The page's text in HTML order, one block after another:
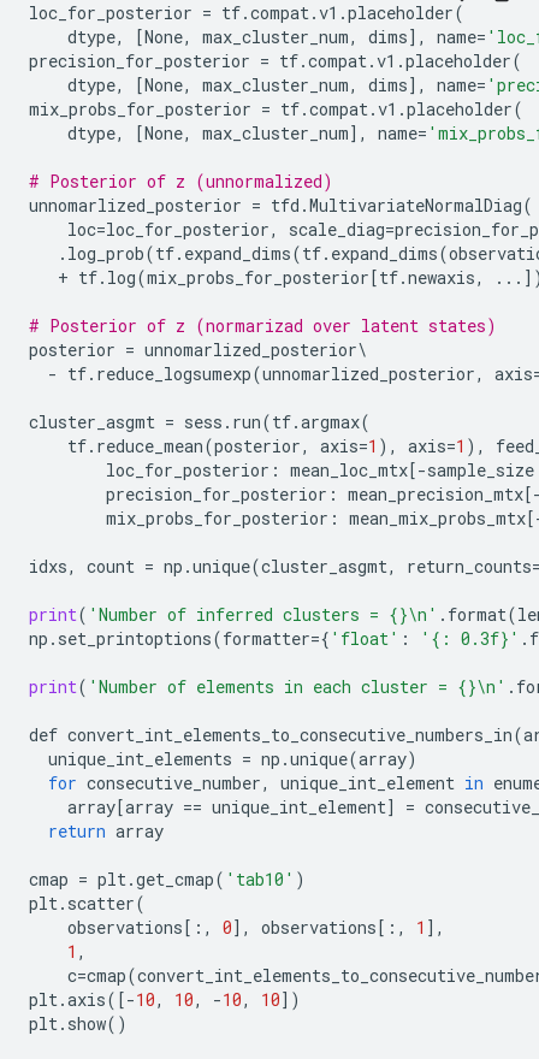
loc_for_posterior = tf.compat.v1 .placeholder(
dtype, [None, max_cluster_num, dims], name=
precision_for_posterior = tf.compat.v1 .placeholder(
dtype, [None, max_cluster_num, dims], name=
mix_probs_for_posterior = tf.compat.v1 .placeholder(
dtype, [None, max_cluster_num], name=
# Posterior of z (unnormalized)
unnomarlized_posterior = tfd .MultivariateNormalDiag(
loc=loc_for_posterior, scale_diag=
. log_prob(tf. expand_dims(tf. expand_dims(
+ tf. log(mix_probs_for_posterior [tf.newaxis, ...
# Posterior of z (normarizad over latent states)
posterior = unnomarlized_posterior
- tf. reduce_logsumexp(unnomarlized_posterior, axis
cluster_asgmt = sess . run(tf.argmax(
tf. reduce_mean(posterior, axis=1 ), axis=1 ),
loc_for_posterior : mean_loc_mtx [-sample_size
precision_for_posterior : mean_precision_mtx [
mix_probs_for_posterior : mean_mix_probs_mtx [
idxs, count = np .unique(cluster_asgmt, return_counts
print( 'Number of inferred clusters = {}\n ' . format(
np . set_printoptions(formatter={ 'float' : '{: 0.3f}' .
print( 'Number of elements in each cluster = {}\n ' .
def convert_int_elements_to_consecutive_numbers_in(
unique_int_elements = np .unique(array)
for consecutive_number, unique_int_element in
array [array == unique_int_element] =
return array
cmap = plt.get_cmap( 'tab10' )
plt. scatter(
observations [:, 0], observations [:, 1 ],
1 ,
c=cmap(
plt.axis([-10, 10, -10, 10])
plt. show()